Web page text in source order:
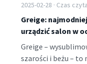
2025-02-28 · Czas
Greige:
urządzić salon w
Greige –
szarości i beżu – to